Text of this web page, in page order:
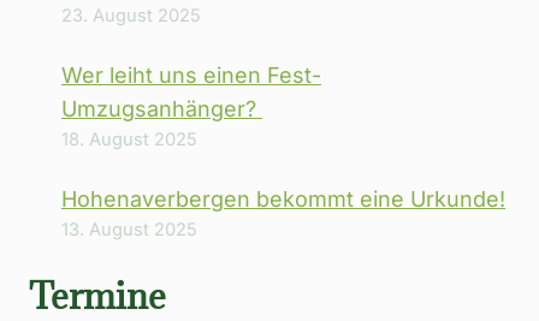
23. August 2025
Wer leiht uns einen Fest-
Umzugsanhänger?
18. August 2025
Hohenaverbergen bekommt eine Urkunde!
13. August 2025
Termine